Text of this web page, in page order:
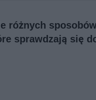
różnych
sprawdzają się